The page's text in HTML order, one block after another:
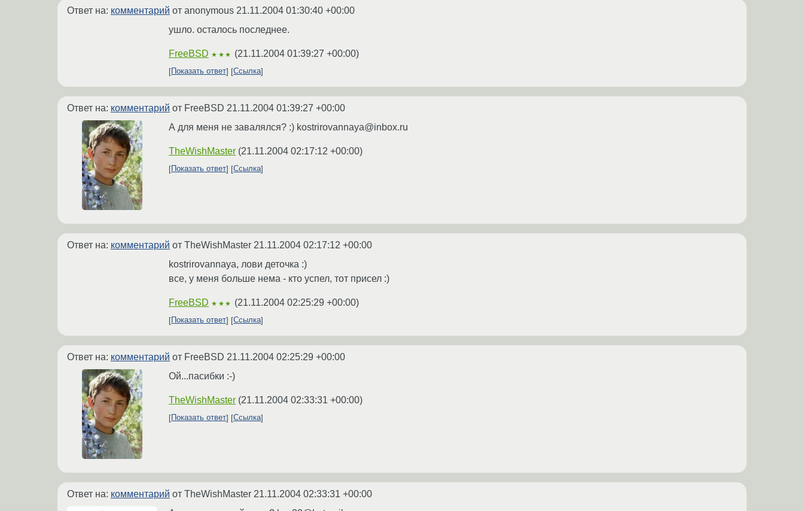
Ответ на: комментарий от anonymous 21.11.2004 01:30:40 +00:00
ушло. осталось последнее.
FreeBSD ★★★ (21.11.2004 01:39:27 +00:00)
Показать ответ Ссылка
Ответ на: комментарий от FreeBSD 21.11.2004 01:39:27 +00:00
А для меня не завалялся? :) kostrirovannaya@inbox.ru
TheWishMaster (21.11.2004 02:17:12 +00:00)
Показать ответ Ссылка
Ответ на: комментарий от TheWishMaster 21.11.2004 02:17:12 +00:00
kostrirovannaya, лови деточка :)
все, у меня больше нема - кто успел, тот присел :)
FreeBSD ★★★ (21.11.2004 02:25:29 +00:00)
Показать ответ Ссылка
Ответ на: комментарий от FreeBSD 21.11.2004 02:25:29 +00:00
Ой...пасибки :-)
TheWishMaster (21.11.2004 02:33:31 +00:00)
Показать ответ Ссылка
Ответ на: комментарий от TheWishMaster 21.11.2004 02:33:31 +00:00